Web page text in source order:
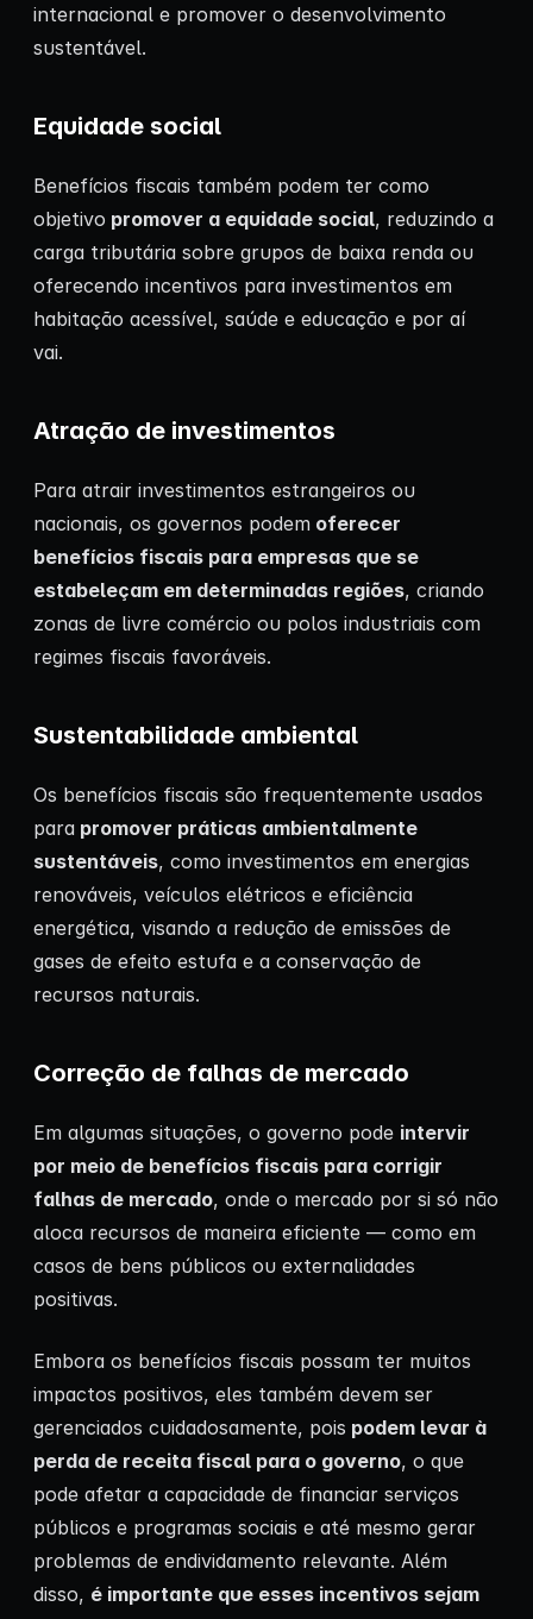
internacional e promover o desenvolvimento
sustentável.
Equidade social
Benefícios fiscais também podem ter como
objetivo promover a equidade social, reduzindo a
carga tributária sobre grupos de baixa renda ou
oferecendo incentivos para investimentos em
habitação acessível, saúde e educação e por aí
vai.
Atração de investimentos
Para atrair investimentos estrangeiros ou
nacionais, os governos podem oferecer
benefícios fiscais para empresas que se
estabeleçam em determinadas regiões, criando
zonas de livre comércio ou polos industriais com
regimes fiscais favoráveis.
Sustentabilidade ambiental
Os benefícios fiscais são frequentemente usados
para promover práticas ambientalmente
sustentáveis, como investimentos em energias
renováveis, veículos elétricos e eficiência
energética, visando a redução de emissões de
gases de efeito estufa e a conservação de
recursos naturais.
Correção de falhas de mercado
Em algumas situações, o governo pode intervir
por meio de benefícios fiscais para corrigir
falhas de mercado, onde o mercado por si só não
aloca recursos de maneira eficiente — como em
casos de bens públicos ou externalidades
positivas.
Embora os benefícios fiscais possam ter muitos
impactos positivos, eles também devem ser
gerenciados cuidadosamente, pois podem levar à
perda de receita fiscal para o governo, o que
pode afetar a capacidade de financiar serviços
públicos e programas sociais e até mesmo gerar
problemas de endividamento relevante. Além
disso, é importante que esses incentivos sejam